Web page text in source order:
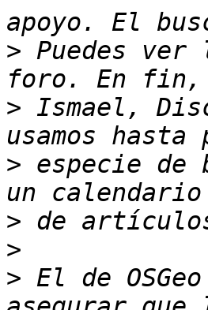
> Puedes
> Ismael,
> especie de
>
>
> El de